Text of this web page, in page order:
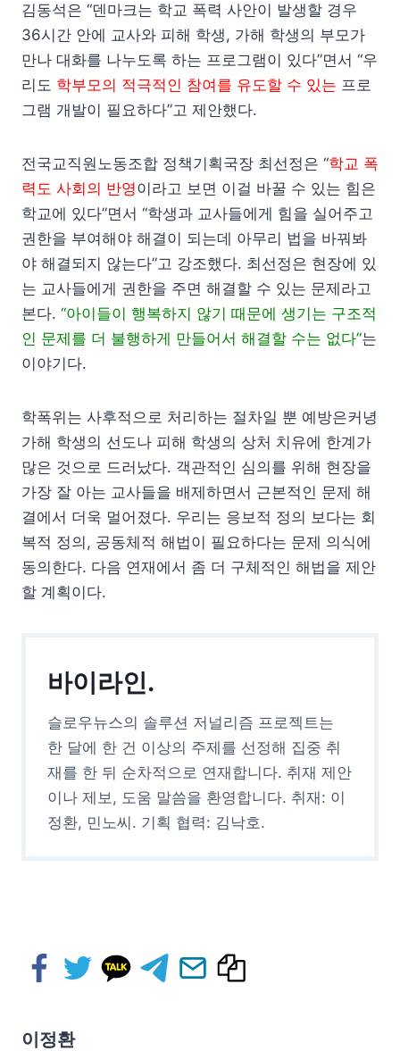
김동석은 “덴마크는 학교 폭력 사안이 발생할 경우
36시간 안에 교사와 피해 학생, 가해 학생의 부모가
만나 대화를 나누도록 하는 프로그램이 있다”면서 “우
리도 학부모의 적극적인 참여를 유도할 수 있는 프로
그램 개발이 필요하다”고 제안했다.
전국교직원노동조합 정책기획국장 최선정은 “학교 폭
력도 사회의 반영이라고 보면 이걸 바꿀 수 있는 힘은
학교에 있다”면서 “학생과 교사들에게 힘을 실어주고
권한을 부여해야 해결이 되는데 아무리 법을 바꿔봐
야 해결되지 않는다”고 강조했다. 최선정은 현장에 있
는 교사들에게 권한을 주면 해결할 수 있는 문제라고
본다. “아이들이 행복하지 않기 때문에 생기는 구조적
인 문제를 더 불행하게 만들어서 해결할 수는 없다”는
이야기다.
학폭위는 사후적으로 처리하는 절차일 뿐 예방은커녕
가해 학생의 선도나 피해 학생의 상처 치유에 한계가
많은 것으로 드러났다. 객관적인 심의를 위해 현장을
가장 잘 아는 교사들을 배제하면서 근본적인 문제 해
결에서 더욱 멀어졌다. 우리는 응보적 정의 보다는 회
복적 정의, 공동체적 해법이 필요하다는 문제 의식에
동의한다. 다음 연재에서 좀 더 구체적인 해법을 제안
할 계획이다.
바이라인.
슬로우뉴스의 솔루션 저널리즘 프로젝트는
한 달에 한 건 이상의 주제를 선정해 집중 취
재를 한 뒤 순차적으로 연재합니다. 취재 제안
이나 제보, 도움 말씀을 환영합니다. 취재: 이
정환, 민노씨. 기획 협력: 김낙호.
이정환